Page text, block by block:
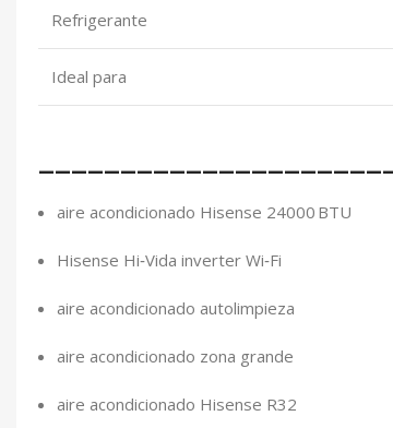
Refrigerante
Ideal para
aire acondicionado Hisense 24000 BTU
Hisense Hi‑Vida inverter Wi‑Fi
aire acondicionado autolimpieza
aire acondicionado zona grande
aire acondicionado Hisense R32